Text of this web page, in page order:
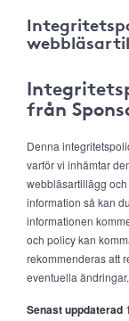
från
Denna
varför vi inhämtar
webbläsartillägg
information så kan
informationen
och policy kan
rekommenderas att
eventuella ändringar.
Senast uppdaterad